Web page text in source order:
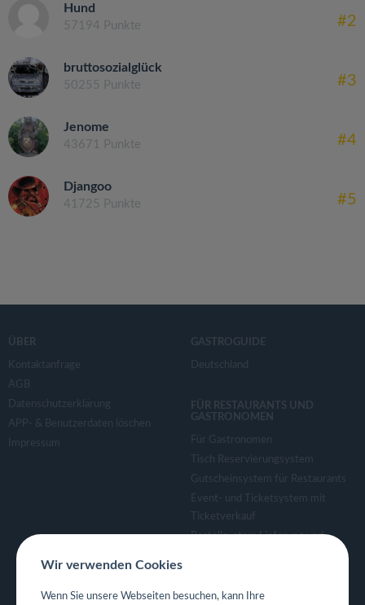
Hund
57194 Punkte #2
bruttosozialglück
50255 Punkte #3
Jenome
43671 Punkte #4
Djangoo
41725 Punkte #5
ÜBER
Kontaktanfrage
AGB
Datenschutzerklärung
APP- & Benutzerdaten löschen
Impressum
GASTROGUIDE
Deutschland
FÜR RESTAURANTS UND
GASTRONOMEN
Für Gastronomen
Tisch Reservierungsystem
Gutscheinsystem für Restaurants
Event- und Ticketsystem mit
Ticketverkauf
Bestellsystem Lieferung und
Eigene App für Restaurant
Wir verwenden Cookies
Wenn Sie unsere Webseiten besuchen, kann Ihre